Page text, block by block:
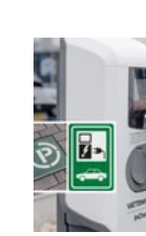
Vattenfall/Jorrit